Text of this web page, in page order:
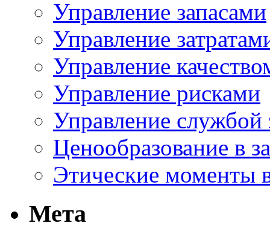
Управление запасами
Управление
Управление
Управление рисками
Управление службой
Ценообразование в
Этические моменты
Мета